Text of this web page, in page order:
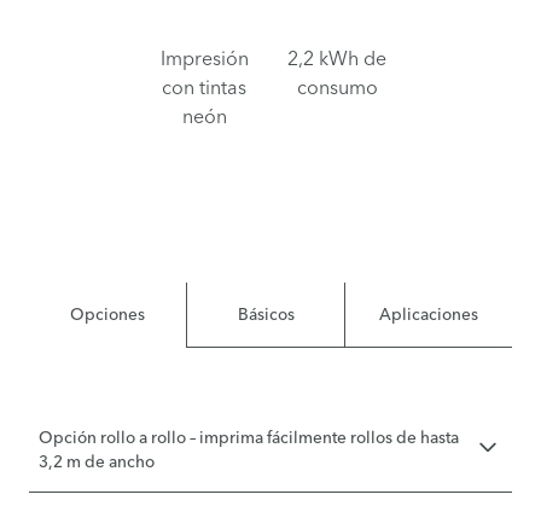
Impresión
con tintas
neón
2,2 kWh de
consumo
Opciones Básicos Aplicaciones
Opción rollo a rollo – imprima fácilmente rollos de hasta
3,2 m de ancho